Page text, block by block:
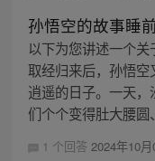
孙悟空的故事睡
以下为您讲述一个
取经归来后，孙悟
逍遥的日子。一天
们个个变得肚大腰
1 个回答 2024年10